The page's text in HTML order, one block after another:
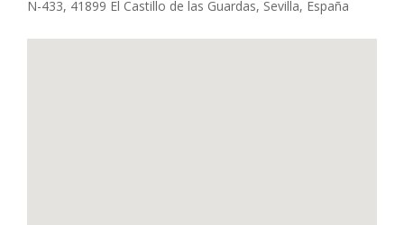
N-433, 41899 El Castillo de las Guardas, Sevilla, España